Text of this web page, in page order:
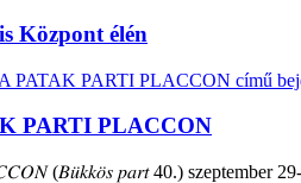
Központ élén
PARTI PLACCON
𝑝𝑎𝑟𝑡 40.) szeptember 29-𝑒́𝑛